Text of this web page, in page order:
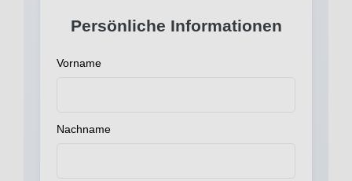
Persönliche Informationen
Vorname
Nachname